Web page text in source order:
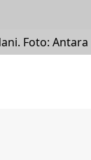
Foto: Antara